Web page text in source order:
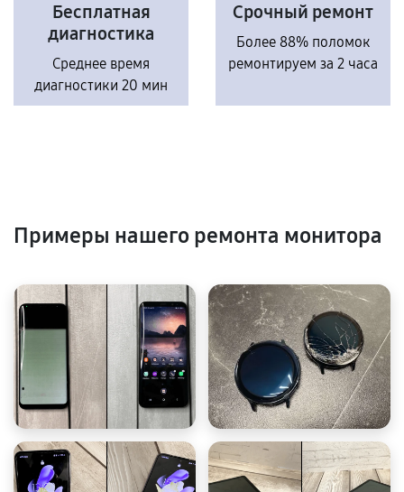
Бесплатная
диагностика
Среднее время
диагностики 20 мин
Срочный ремонт
Более 88% поломок
ремонтируем за 2 часа
Примеры нашего ремонта монитора